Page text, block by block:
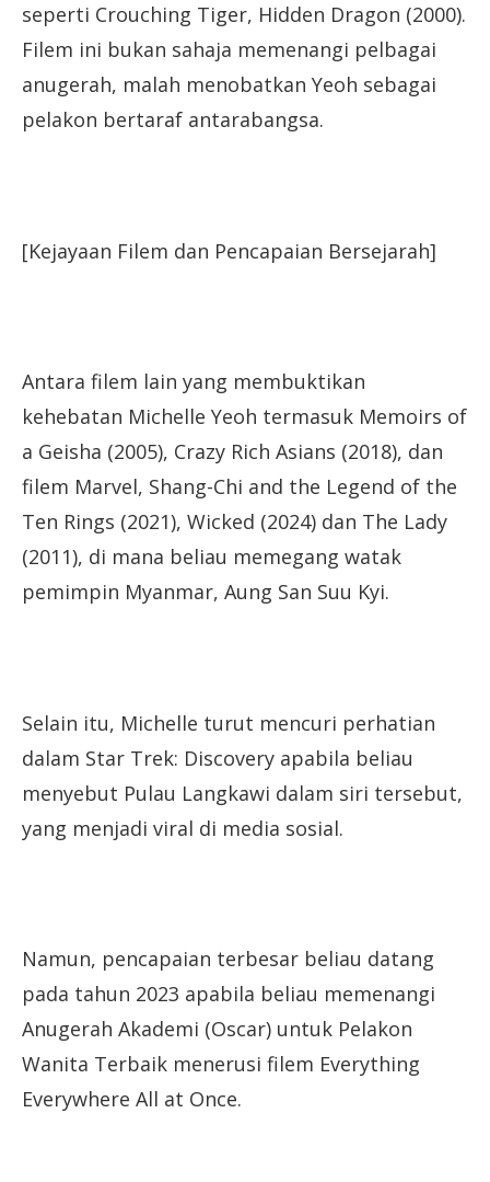
seperti Crouching Tiger, Hidden Dragon (2000).
Filem ini bukan sahaja memenangi pelbagai
anugerah, malah menobatkan Yeoh sebagai
pelakon bertaraf antarabangsa.
[Kejayaan Filem dan Pencapaian Bersejarah]
Antara filem lain yang membuktikan
kehebatan Michelle Yeoh termasuk Memoirs of
a Geisha (2005), Crazy Rich Asians (2018), dan
filem Marvel, Shang-Chi and the Legend of the
Ten Rings (2021), Wicked (2024) dan The Lady
(2011), di mana beliau memegang watak
pemimpin Myanmar, Aung San Suu Kyi.
Selain itu, Michelle turut mencuri perhatian
dalam Star Trek: Discovery apabila beliau
menyebut Pulau Langkawi dalam siri tersebut,
yang menjadi viral di media sosial.
Namun, pencapaian terbesar beliau datang
pada tahun 2023 apabila beliau memenangi
Anugerah Akademi (Oscar) untuk Pelakon
Wanita Terbaik menerusi filem Everything
Everywhere All at Once.